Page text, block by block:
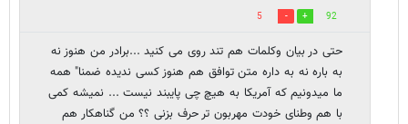
92
5
حتی در بیان وکلمات هم تند روی می کنید ...برادر من هنوز نه
به باره نه به داره متن توافق هم هنوز کسی ندیده ضمنا" همه
ما میدونیم که آمریکا به هیچ چی پایبند نیست ... نمیشه کمی
با هم وطنای خودت مهربون تر حرف بزنی ؟؟ من گناهکار هم